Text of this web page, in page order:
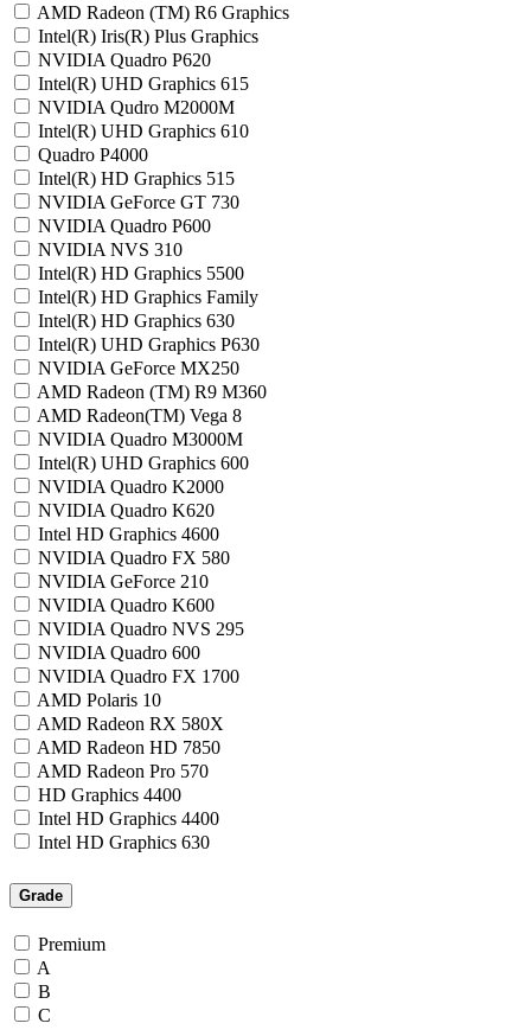
AMD Radeon (TM) R6 Graphics
Intel(R) Iris(R) Plus Graphics
NVIDIA Quadro P620
Intel(R) UHD Graphics 615
NVIDIA Qudro M2000M
Intel(R) UHD Graphics 610
Quadro P4000
Intel(R) HD Graphics 515
NVIDIA GeForce GT 730
NVIDIA Quadro P600
NVIDIA NVS 310
Intel(R) HD Graphics 5500
Intel(R) HD Graphics Family
Intel(R) HD Graphics 630
Intel(R) UHD Graphics P630
NVIDIA GeForce MX250
AMD Radeon (TM) R9 M360
AMD Radeon(TM) Vega 8
NVIDIA Quadro M3000M
Intel(R) UHD Graphics 600
NVIDIA Quadro K2000
NVIDIA Quadro K620
Intel HD Graphics 4600
NVIDIA Quadro FX 580
NVIDIA GeForce 210
NVIDIA Quadro K600
NVIDIA Quadro NVS 295
NVIDIA Quadro 600
NVIDIA Quadro FX 1700
AMD Polaris 10
AMD Radeon RX 580X
AMD Radeon HD 7850
AMD Radeon Pro 570
HD Graphics 4400
Intel HD Graphics 4400
Intel HD Graphics 630
Grade
Premium
A
B
C